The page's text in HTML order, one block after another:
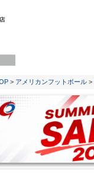
> アメリカンフットボール >